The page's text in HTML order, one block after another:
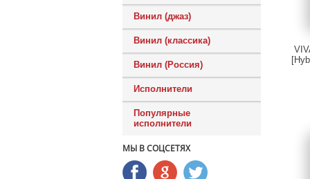
Винил (джаз)
Винил (классика)
Винил (Россия)
Исполнители
Популярные
исполнители
МЫ В СОЦСЕТЯХ